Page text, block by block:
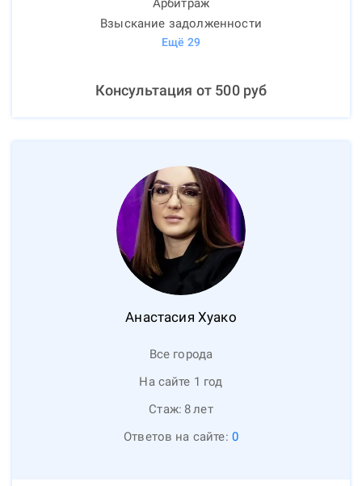
Арбитраж
Взыскание задолженности
Ещё 29
Консультация от 500руб
Анастасия Хуако
Все города
На сайте 1 год
Стаж: 8лет
Ответов на сайте: 0